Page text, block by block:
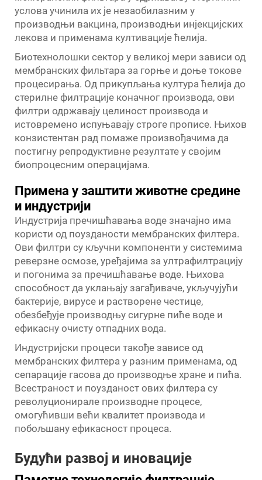
услова учинила их је незаобилазним у
производњи вакцина, производњи инјекцијских
лекова и применама култивације ћелија.
Биотехнолошки сектор у великој мери зависи од
мембранских фильтара за горње и доње токове
процесирања. Од прикупљања култура ћелија до
стерилне филтрације коначног производа, ови
филтри одржавају целиност производа и
истовремено испуњавају строге прописе. Њихов
конзистентан рад помаже произвођачима да
постигну репродуктивне резултате у својим
биопроцесним операцијама.
Примена у заштити животне средине
и индустрији
Индустрија пречишћавања воде значајно има
користи од поузданости мембранских филтера.
Ови филтри су кључни компоненти у системима
реверзне осмозе, уређајима за ултрафилтрацију
и погонима за пречишћавање воде. Њихова
способност да уклањају загађиваче, укључујући
бактерије, вирусе и растворене честице,
обезбеђује производњу сигурне пиће воде и
ефикасну очисту отпадних вода.
Индустријски процеси такође зависе од
мембранских филтера у разним применама, од
сепарације гасова до производње хране и пића.
Всестраност и поузданост ових филтера су
револуционирале производне процесе,
омогућивши већи квалитет производа и
побољшану ефикасност процеса.
Будући развој и иновације